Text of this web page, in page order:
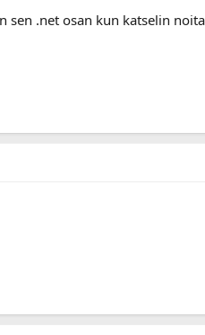
sen .net osan kun katselin